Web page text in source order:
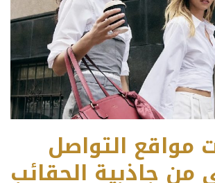
مواقع التواصل
من جاذبية الحقائب